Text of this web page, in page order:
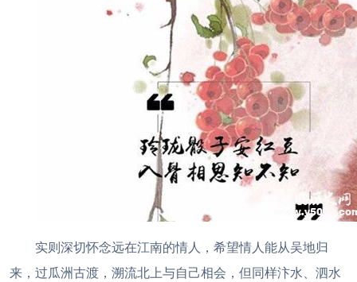
实则深切怀念远在江南的情人，希望情人能从吴地归
来，过瓜洲古渡，溯流北上与自己相会，但同样汴水、泗水